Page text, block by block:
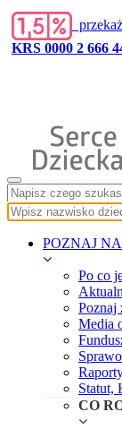
KRS 0000 2 666
POZNAJ
Po co
Poznaj
Media
Statut,
CO